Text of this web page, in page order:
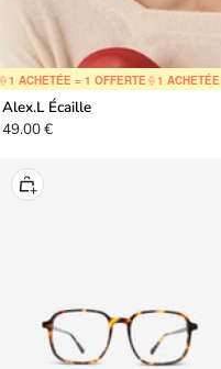
= 1 OFFERTE🍦1 ACHETÉE =
Alex.L Écaille
Prix
vente
49.00 €
🍦 1 ACHETÉE = 1
Ajouter